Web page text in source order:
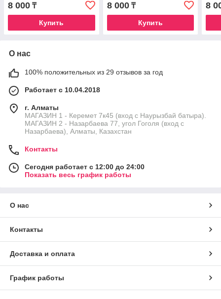
8 000 ₸
Купить
8 000₸
Купить
8
О нас
100% положительных из 29 отзывов за год
Работает с 10.04.2018
г. Алматы
МАГАЗИН 1 - Керемет 7к45 (вход с Наурызбай батыра).
МАГАЗИН 2 - Назарбаева 77, угол Гоголя (вход с
Назарбаева), Алматы, Казахстан
Контакты
Сегодня работает с 12:00 до 24:00
Показать весь график работы
О нас
Контакты
Доставка и оплата
График работы